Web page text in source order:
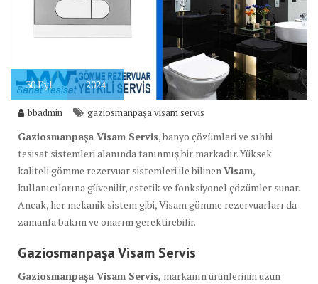
30Eyl 2024
bbadmin gaziosmanpaşa visam servis
Gaziosmanpaşa Visam Servis, banyo çözümleri ve sıhhi
tesisat sistemleri alanında tanınmış bir markadır. Yüksek
kaliteli gömme rezervuar sistemleri ile bilinen Visam,
kullanıcılarına güvenilir, estetik ve fonksiyonel çözümler sunar.
Ancak, her mekanik sistem gibi, Visam gömme rezervuarları da
zamanla bakım ve onarım gerektirebilir.
Gaziosmanpaşa Visam Servis
Gaziosmanpaşa Visam Servis, markanın ürünlerinin uzun